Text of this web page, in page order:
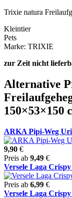
Trixie natura
Kleintier
Pets
Marke: TRIXIE
zur Zeit nicht
Alternative
150×53×150
ARKA Pipi-Weg
9,90 €
Preis ab 9,49 €
Versele Laga
Preis ab 6,99 €
Versele Laga